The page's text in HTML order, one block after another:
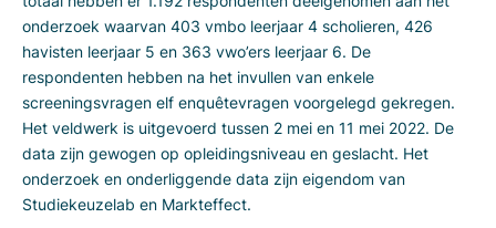
onderzoek waarvan 403 vmbo leerjaar 4 scholieren, 426
havisten leerjaar 5 en 363 vwo’ers leerjaar 6. De
respondenten hebben na het invullen van enkele
screeningsvragen elf enquêtevragen voorgelegd gekregen.
Het veldwerk is uitgevoerd tussen 2 mei en 11 mei 2022. De
data zijn gewogen op opleidingsniveau en geslacht. Het
onderzoek en onderliggende data zijn eigendom van
Studiekeuzelab en Markteffect.